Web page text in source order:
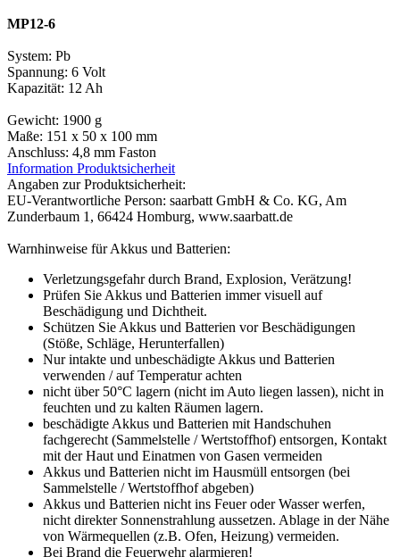
MP12-6
System: Pb
Spannung: 6 Volt
Kapazität: 12 Ah
Gewicht: 1900 g
Maße: 151 x 50 x 100 mm
Anschluss: 4,8 mm Faston
Information Produktsicherheit
Angaben zur Produktsicherheit:
EU-Verantwortliche Person: saarbatt GmbH & Co. KG, Am
Zunderbaum 1, 66424 Homburg, www.saarbatt.de
Warnhinweise für Akkus und Batterien:
Verletzungsgefahr durch Brand, Explosion, Verätzung!
Prüfen Sie Akkus und Batterien immer visuell auf
Beschädigung und Dichtheit.
Schützen Sie Akkus und Batterien vor Beschädigungen
(Stöße, Schläge, Herunterfallen)
Nur intakte und unbeschädigte Akkus und Batterien
verwenden / auf Temperatur achten
nicht über 50°C lagern (nicht im Auto liegen lassen), nicht in
feuchten und zu kalten Räumen lagern.
beschädigte Akkus und Batterien mit Handschuhen
fachgerecht (Sammelstelle / Wertstoffhof) entsorgen, Kontakt
mit der Haut und Einatmen von Gasen vermeiden
Akkus und Batterien nicht im Hausmüll entsorgen (bei
Sammelstelle / Wertstoffhof abgeben)
Akkus und Batterien nicht ins Feuer oder Wasser werfen,
nicht direkter Sonnenstrahlung aussetzen. Ablage in der Nähe
von Wärmequellen (z.B. Ofen, Heizung) vermeiden.
Bei Brand die Feuerwehr alarmieren!